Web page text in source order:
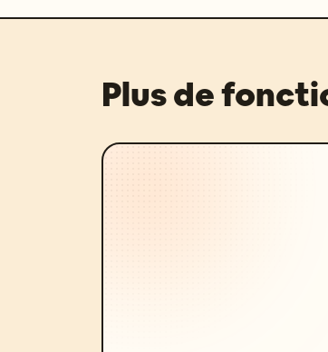
Plus de